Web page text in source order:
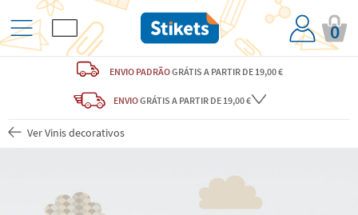
0
ENVIO PADRÃOGRÁTIS A PARTIR DE 19,00 €
ENVIOGRÁTIS A PARTIR DE 19,00 €
Ver Vinis decorativos